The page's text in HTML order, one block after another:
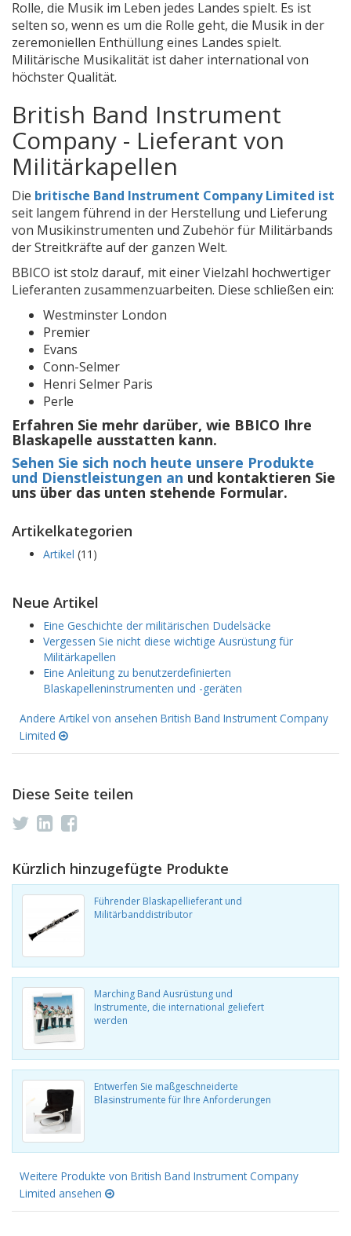
Rolle, die Musik im Leben jedes Landes spielt. Es ist
selten so, wenn es um die Rolle geht, die Musik in der
zeremoniellen Enthüllung eines Landes spielt.
Militärische Musikalität ist daher international von
höchster Qualität.
British Band Instrument
Company - Lieferant von
Militärkapellen
Die britische Band Instrument Company Limited ist
seit langem führend in der Herstellung und Lieferung
von Musikinstrumenten und Zubehör für Militärbands
der Streitkräfte auf der ganzen Welt.
BBICO ist stolz darauf, mit einer Vielzahl hochwertiger
Lieferanten zusammenzuarbeiten. Diese schließen ein:
Westminster London
Premier
Evans
Conn-Selmer
Henri Selmer Paris
Perle
Erfahren Sie mehr darüber, wie BBICO Ihre
Blaskapelle ausstatten kann.
Sehen Sie sich noch heute unsere Produkte
und Dienstleistungen an und kontaktieren Sie
uns über das unten stehende Formular.
Artikelkategorien
Artikel (11)
Neue Artikel
Eine Geschichte der militärischen Dudelsäcke
Vergessen Sie nicht diese wichtige Ausrüstung für
Militärkapellen
Eine Anleitung zu benutzerdefinierten
Blaskapelleninstrumenten und -geräten
Andere Artikel von ansehen British Band Instrument Company
Limited
Diese Seite teilen
Kürzlich hinzugefügte Produkte
Führender Blaskapellieferant und
Militärbanddistributor
Marching Band Ausrüstung und
Instrumente, die international geliefert
werden
Entwerfen Sie maßgeschneiderte
Blasinstrumente für Ihre Anforderungen
Weitere Produkte von British Band Instrument Company
Limited ansehen